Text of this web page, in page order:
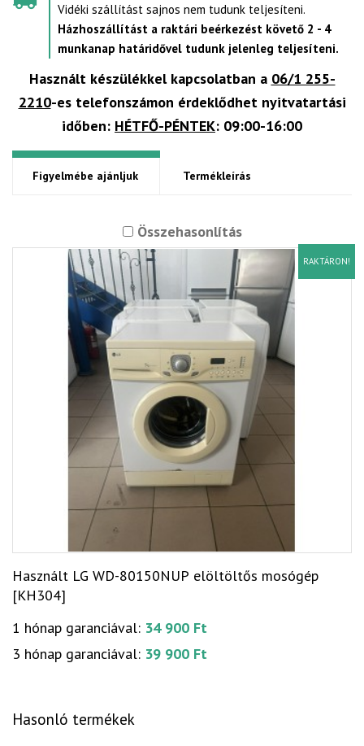
Vidéki szállítást sajnos nem tudunk teljesíteni.
Házhoszállítást a raktári beérkezést követő 2 - 4
munkanap határidővel tudunk jelenleg teljesíteni.
Használt készülékkel kapcsolatban a 06/1 255-
2210-es telefonszámon érdeklődhet nyitvatartási
időben: HÉTFŐ-PÉNTEK: 09:00-16:00
Figyelmébe ajánljuk Termékleírás
Összehasonlítás
RAKTÁRON!
Használt LG WD-80150NUP elöltöltős mosógép
[KH304]
1 hónap garanciával: 34 900 Ft
3 hónap garanciával: 39 900 Ft
Hasonló termékek